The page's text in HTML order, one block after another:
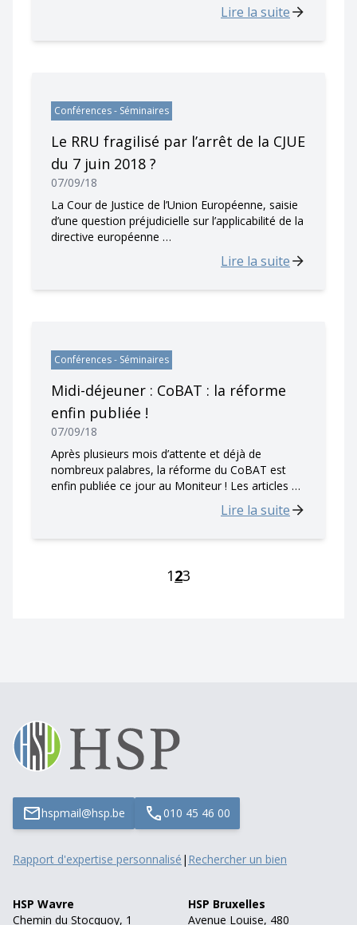
Lire la suite
Conférences - Séminaires
Le RRU fragilisé par l’arrêt de la CJUE
du 7 juin 2018 ?
07/09/18
La Cour de Justice de l’Union Européenne, saisie
d’une question préjudicielle sur l’applicabilité de la
directive européenne …
Lire la suite
Conférences - Séminaires
Midi-déjeuner : CoBAT : la réforme
enfin publiée !
07/09/18
Après plusieurs mois d’attente et déjà de
nombreux palabres, la réforme du CoBAT est
enfin publiée ce jour au Moniteur ! Les articles …
Lire la suite
123
hspmail@hsp.be 010 45 46 00
Rapport d'expertise personnalisé | Rechercher un bien
HSP Wavre
Chemin du Stocquoy, 1
HSP Bruxelles
Avenue Louise, 480